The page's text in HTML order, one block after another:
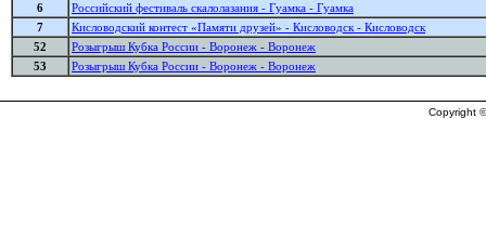
6
Российский фестиваль скалолазания - Гуамка - Гуамка
7
Кисловодский контест «Памяти друзей» - Кисловодск - Кисловодск
52
Розыгрыш Кубка России - Воронеж - Воронеж
53
Розыгрыш Кубка России - Воронеж - Воронеж
Copyright